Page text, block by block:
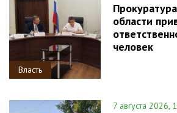
Власть
области
человек
7 августа 2026,